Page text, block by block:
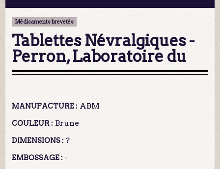
BOUTEILLES ▼
MA COLLECTION
CONTACT
Médicaments brevetés
Tablettes Névralgiques -
Perron, Laboratoire du
MANUFACTURE : ABM
COULEUR : Brune
DIMENSIONS : ?
EMBOSSAGE : -